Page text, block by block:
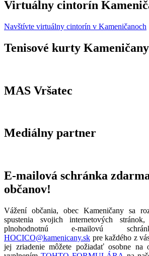
Virtuálny cintorín
Navštívte virtuálny cintorín v Kameničanoch
Tenisové kurty Kameničany
MAS Vršatec
Mediálny partner
E-mailová schránka
občanov!
Vážení občania, obec Kameničany sa
spustenia svojich internetových
plnohodnotnú e-mailovú
HOCICO@kamenicany.sk pre každého z
jej zriadenie môžete požiadať osobne na